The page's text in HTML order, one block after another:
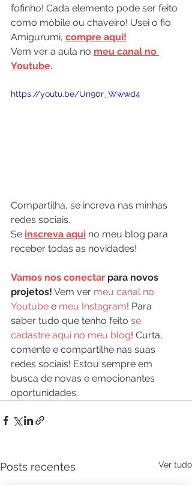
fofinho! Cada elemento pode ser feito
como móbile ou chaveiro! Usei o fio
Amigurumi, compre aqui!
Vem ver a aula no meu canal no
Youtube.
https://youtu.be/Un90r_Wwwd4
Compartilha, se increva nas minhas
redes sociais.
Se inscreva aqui no meu blog para
receber todas as novidades!
Vamos nos conectar para novos
projetos! Vem ver meu canal no
Youtube e meu Instagram! Para
saber tudo que tenho feito se
cadastre aqui no meu blog! Curta,
comente e compartilhe nas suas
redes sociais! Estou sempre em
busca de novas e emocionantes
oportunidades.
Posts recentes Ver tudo